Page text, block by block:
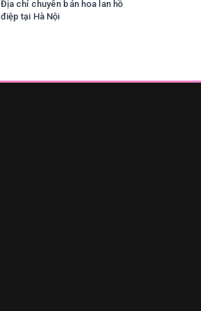
Địa chỉ chuyên bán hoa lan hồ
điệp tại Hà Nội